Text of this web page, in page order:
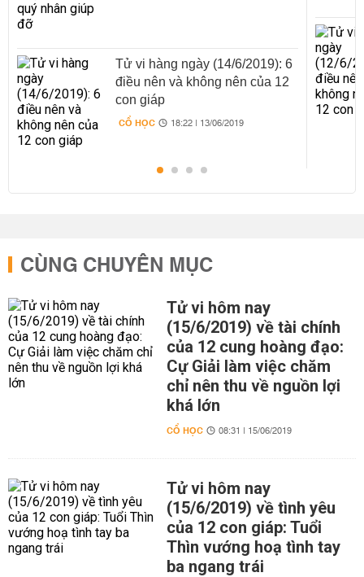
Tử vi hàng ngày (14/6/2019): 6
điều nên và không nên của 12
con giáp
CỔ HỌC 18:22 | 13/06/2019
CÙNG CHUYÊN MỤC
Tử vi hôm nay
(15/6/2019) về tài chính
của 12 cung hoàng đạo:
Cự Giải làm việc chăm
chỉ nên thu về nguồn lợi
khá lớn
CỔ HỌC 08:31 | 15/06/2019
Tử vi hôm nay
(15/6/2019) về tình yêu
của 12 con giáp: Tuổi
Thìn vướng hoạ tình tay
ba ngang trái